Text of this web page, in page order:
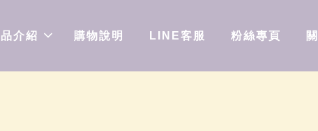
介紹 購物說明 LINE客服 粉絲專頁